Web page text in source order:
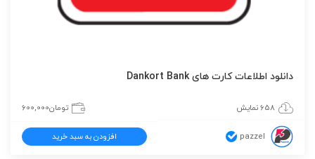
دانلود اطلاعات کارت های Dankort Bank
658 نمایش تومان600,000
pazzel افزودن به سبد خرید